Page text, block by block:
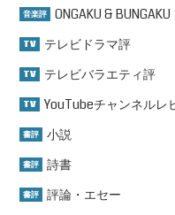
音楽評 ONGAKU & BUNGAKU
TV テレビドラマ評
TV テレビバラエティ評
TV YouTubeチャンネルレ
書評 小説
書評 詩書
書評 評論・エセー